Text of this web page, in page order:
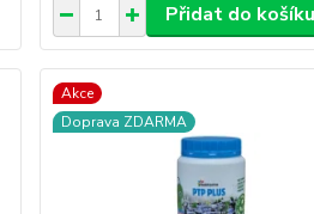
Přidat do košíku
Akce
Doprava ZDARMA